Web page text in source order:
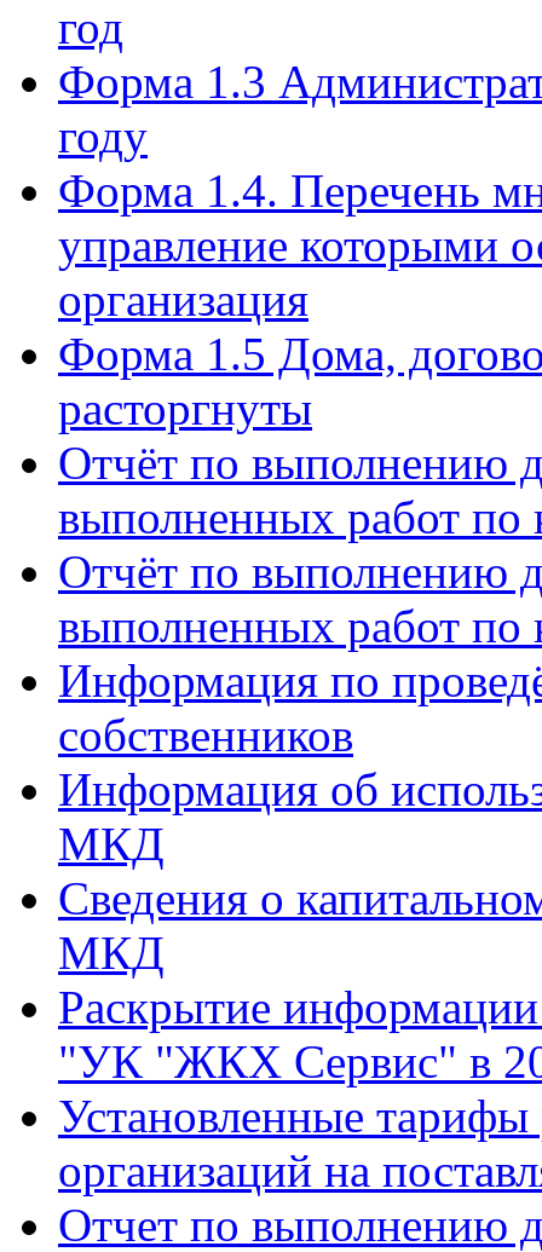
год
Форма 1.3
году
Форма 1.4. Перечень
управление которыми
организация
Форма 1.5 Дома,
расторгнуты
Отчёт по выполнению
выполненных работ по
Отчёт по выполнению
выполненных работ по
Информация по
собственников
Информация об
МКД
Сведения о
МКД
Раскрытие
"УК "ЖКХ Сервис" в
Установленные
организаций на
Отчет по выполнению